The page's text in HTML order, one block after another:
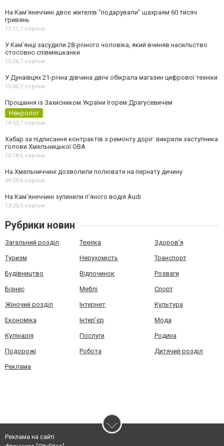
На Камʼянеччині двоє жителів "подарували" шахраям 60 тисяч
гривень
15:11,7 серпня
У Камʼянці засудили 28-річного чоловіка, який вчиняв насильство
стосовно співмешканки
15:06,7 серпня
У Дунаївцях 21-річна дівчина двічі обікрала магазин цифрової техніки
15:00,7 серпня
Прощання із Захисником України Ігорем Драгусевичем
Некролог
14:53,7 серпня
Хабар за підписання контрактів з ремонту доріг: викрили заступника
голови Хмельницької ОВА
10:18,6 серпня
На Хмельниччині дозволили полювати на пернату дичину
09:59,6 серпня
На Камʼянеччині зупинили п'яного водія Audi
13:20,5 серпня
Рубрики новин
Загальний розділ Техніка Здоров'я
Туризм Нерухомість Транспорт
Будівництво Відпочинок Розваги
Бізнес Меблі Спорт
Жіночий розділ Інтернет Культура
Економіка Інтер'єр Мода
Кулінарія Послуги Родина
Подорожі Робота Дитячий розділ
Реклама
Реклама на сайті